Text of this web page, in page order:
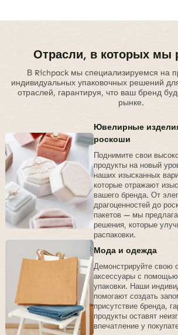
Отрасли, в которых мы
В Richpack мы специализируемся на
индивидуальных упаковочных решений
отраслей, гарантируя, что ваш бренд
рынке.
Ювелирные
роскоши
Поднимите свои
продукты на новый
наших изысканных
которые отражают
вашего бренда. От
драгоценностей до
пакетов — мы
решения, которые
распаковки.
Мода и одежда
Демонстрируйте свою
аксессуары с
упаковки. Наши
помогают создать
присутствие бренда,
продукты оставят
впечатление у